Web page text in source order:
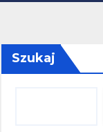
Szukaj